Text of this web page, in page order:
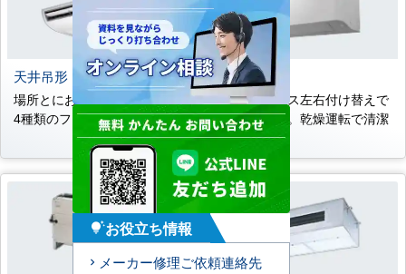
天井吊形
場所とにおいに応じて選べる
4種類のフィルターを準備。
壁掛形
ドレンホース左右付け替えで
き簡単施工。乾燥運転で清潔
熱交換器。
tips_and_updatesお役立ち情報
メーカー修理ご依頼連絡先